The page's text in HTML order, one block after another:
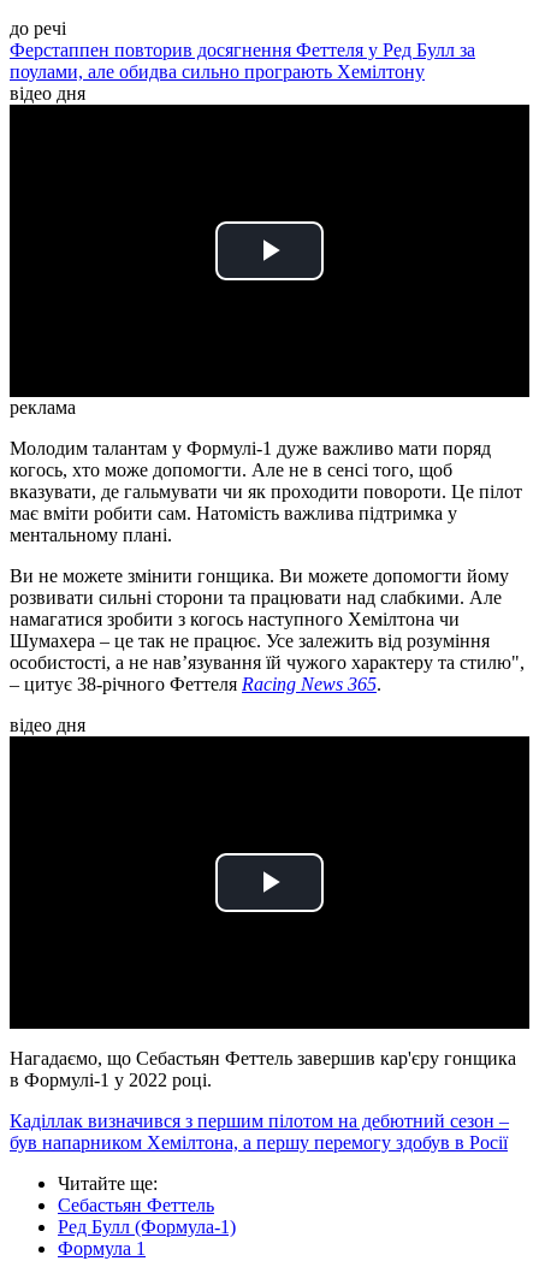
до речі
Ферстаппен повторив досягнення Феттеля у Ред Булл за
поулами, але обидва сильно програють Хемілтону
відео дня
Play
реклама
Молодим талантам у Формулі-1 дуже важливо мати поряд
когось, хто може допомогти. Але не в сенсі того, щоб
вказувати, де гальмувати чи як проходити повороти. Це пілот
має вміти робити сам. Натомість важлива підтримка у
ментальному плані.
Ви не можете змінити гонщика. Ви можете допомогти йому
розвивати сильні сторони та працювати над слабкими. Але
намагатися зробити з когось наступного Хемілтона чи
Шумахера – це так не працює. Усе залежить від розуміння
особистості, а не нав’язування їй чужого характеру та стилю",
– цитує 38-річного Феттеля Racing News 365.
відео дня
Play
Нагадаємо, що Себастьян Феттель завершив кар'єру гонщика
в Формулі-1 у 2022 році.
Каділлак визначився з першим пілотом на дебютний сезон –
був напарником Хемілтона, а першу перемогу здобув в Росії
Читайте ще:
Себастьян Феттель
Ред Булл (Формула-1)
Формула 1